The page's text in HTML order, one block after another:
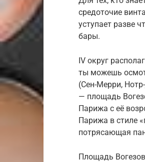
средоточие
уступает разве
бары.
IV округ
ты можешь
(Cен-Мерри,
— площадь
Парижа с её
Парижа в стиле
потрясающая
Площадь